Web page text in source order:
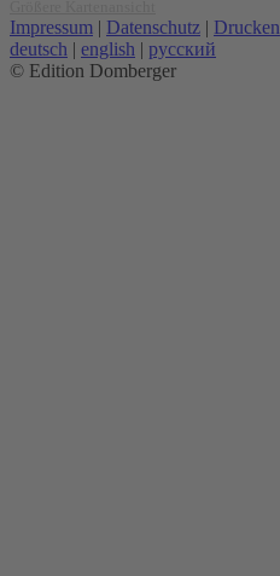
Impressum | Datenschutz | Drucken
deutsch | english | русский
© Edition Domberger